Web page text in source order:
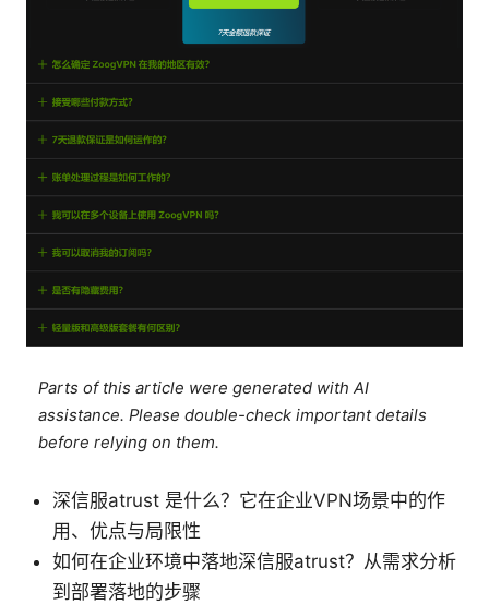
Parts of this article were generated with AI
assistance. Please double-check important details
before relying on them.
深信服atrust 是什么？它在企业VPN场景中的作
用、优点与局限性
如何在企业环境中落地深信服atrust？从需求分析
到部署落地的步骤